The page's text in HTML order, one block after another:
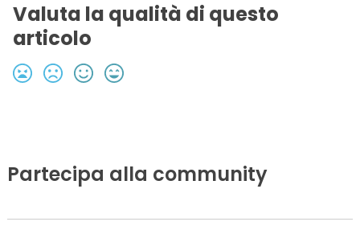
Valuta la qualità di questo
articolo
Partecipa alla community